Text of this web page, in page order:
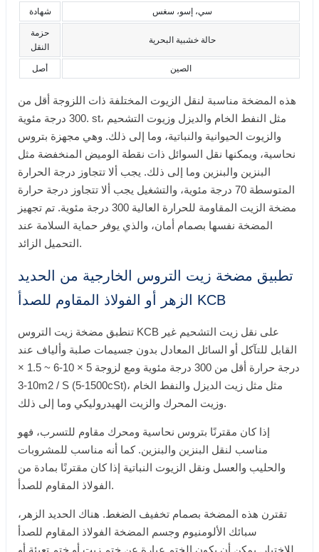
شهادة سي، إسو، سغس
حزمة
النقل
حالة خشبية البحرية
أصل الصين
هذه المضخة مناسبة لنقل الزيوت المختلفة ذات اللزوجة أقل من
300 درجة مئوية. st، مثل النفط الخام والديزل وزيوت التشحيم
والزيوت الحيوانية والنباتية، وما إلى ذلك. وهي مجهزة بتروس
نحاسية، ويمكنها نقل السوائل ذات نقطة الوميض المنخفضة مثل
البنزين والبنزين وما إلى ذلك. يجب ألا تتجاوز درجة الحرارة
المتوسطة 70 درجة مئوية، والتشغيل يجب ألا تتجاوز درجة حرارة
مضخة الزيت المقاومة للحرارة العالية 300 درجة مئوية. تم تجهيز
المضخة نفسها بصمام أمان، والذي يوفر حماية السلامة عند
التحميل الزائد.
تطبيق مضخة زيت التروس الخارجية من الحديد
الزهر أو الفولاذ المقاوم للصدأ KCB
تنطبق مضخة زيت التروس KCB على نقل زيت التشحيم غير
القابل للتآكل أو السائل المعادل بدون جسيمات صلبة وألياف عند
درجة حرارة أقل من 300 درجة مئوية ومع لزوجة 5 × 10-6 ~ 1.5 ×
10-3m2 / S (5-1500cSt)، مثل مثل زيت الديزل والنفط الخام
وزيت المحرك والزيت الهيدروليكي وما إلى ذلك.
إذا كان مقترنًا بتروس نحاسية ومحرك مقاوم للتسرب، فهو
مناسب لنقل البنزين والبنزين. كما أنه مناسب للمشروبات
والحليب والعسل ونقل الزيوت النباتية إذا كان مقترنًا بمادة من
الفولاذ المقاوم للصدأ.
تقترن هذه المضخة بصمام تخفيف الضغط. هناك الحديد الزهر،
سبائك الألومنيوم وجسم المضخة الفولاذ المقاوم للصدأ